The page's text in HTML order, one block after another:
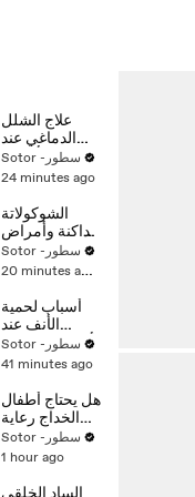
علاج الشلل
الدماغي عند
الأطفالSotor -سطور
24 minutes ago
الشوكولاتة
الداكنة وأمراض
القلب
Sotor -سطور
20 minutes ago
أسباب لحمية
الأنف عند
الأطفال وطريقة
علاجها
Sotor -سطور
41 minutes ago
هل يحتاج أطفال
الخداج رعاية
خاصة
Sotor -سطور
1 hour ago